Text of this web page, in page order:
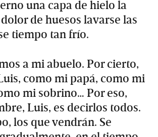
una capa de hielo la
de huesos lavarse las
tiempo tan frío.
a mi abuelo. Por cierto,
como mi papá, como mi
mi sobrino… Por eso,
Luis, es decirlos todos.
los que vendrán. Se